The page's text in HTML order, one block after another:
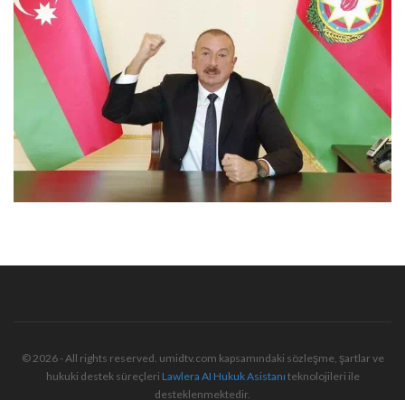
© 2026 - All rights reserved. umidtv.com kapsamındaki sözleşme, şartlar ve
hukuki destek süreçleri Lawlera AI Hukuk Asistanı teknolojileri ile
desteklenmektedir.